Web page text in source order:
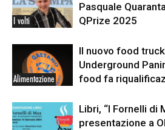
I volti
Pasquale
QPrize 2025
Alimentazione
Il nuovo food
Underground
food fa
Libri, “I Fornelli di
presentazione a